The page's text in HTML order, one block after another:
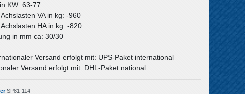
KW: 63-77
VA in kg: -960
HA in kg: -820
in mm ca: 30/30
Versand erfolgt mit: UPS-Paket international
Versand erfolgt mit: DHL-Paket national
SP81-114